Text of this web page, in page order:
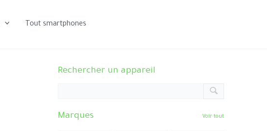
Tout smartphones
Rechercher un appareil
Marques Voir tout